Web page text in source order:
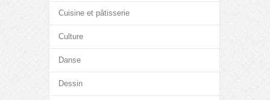
Cuisine et pâtisserie
Culture
Danse
Dessin